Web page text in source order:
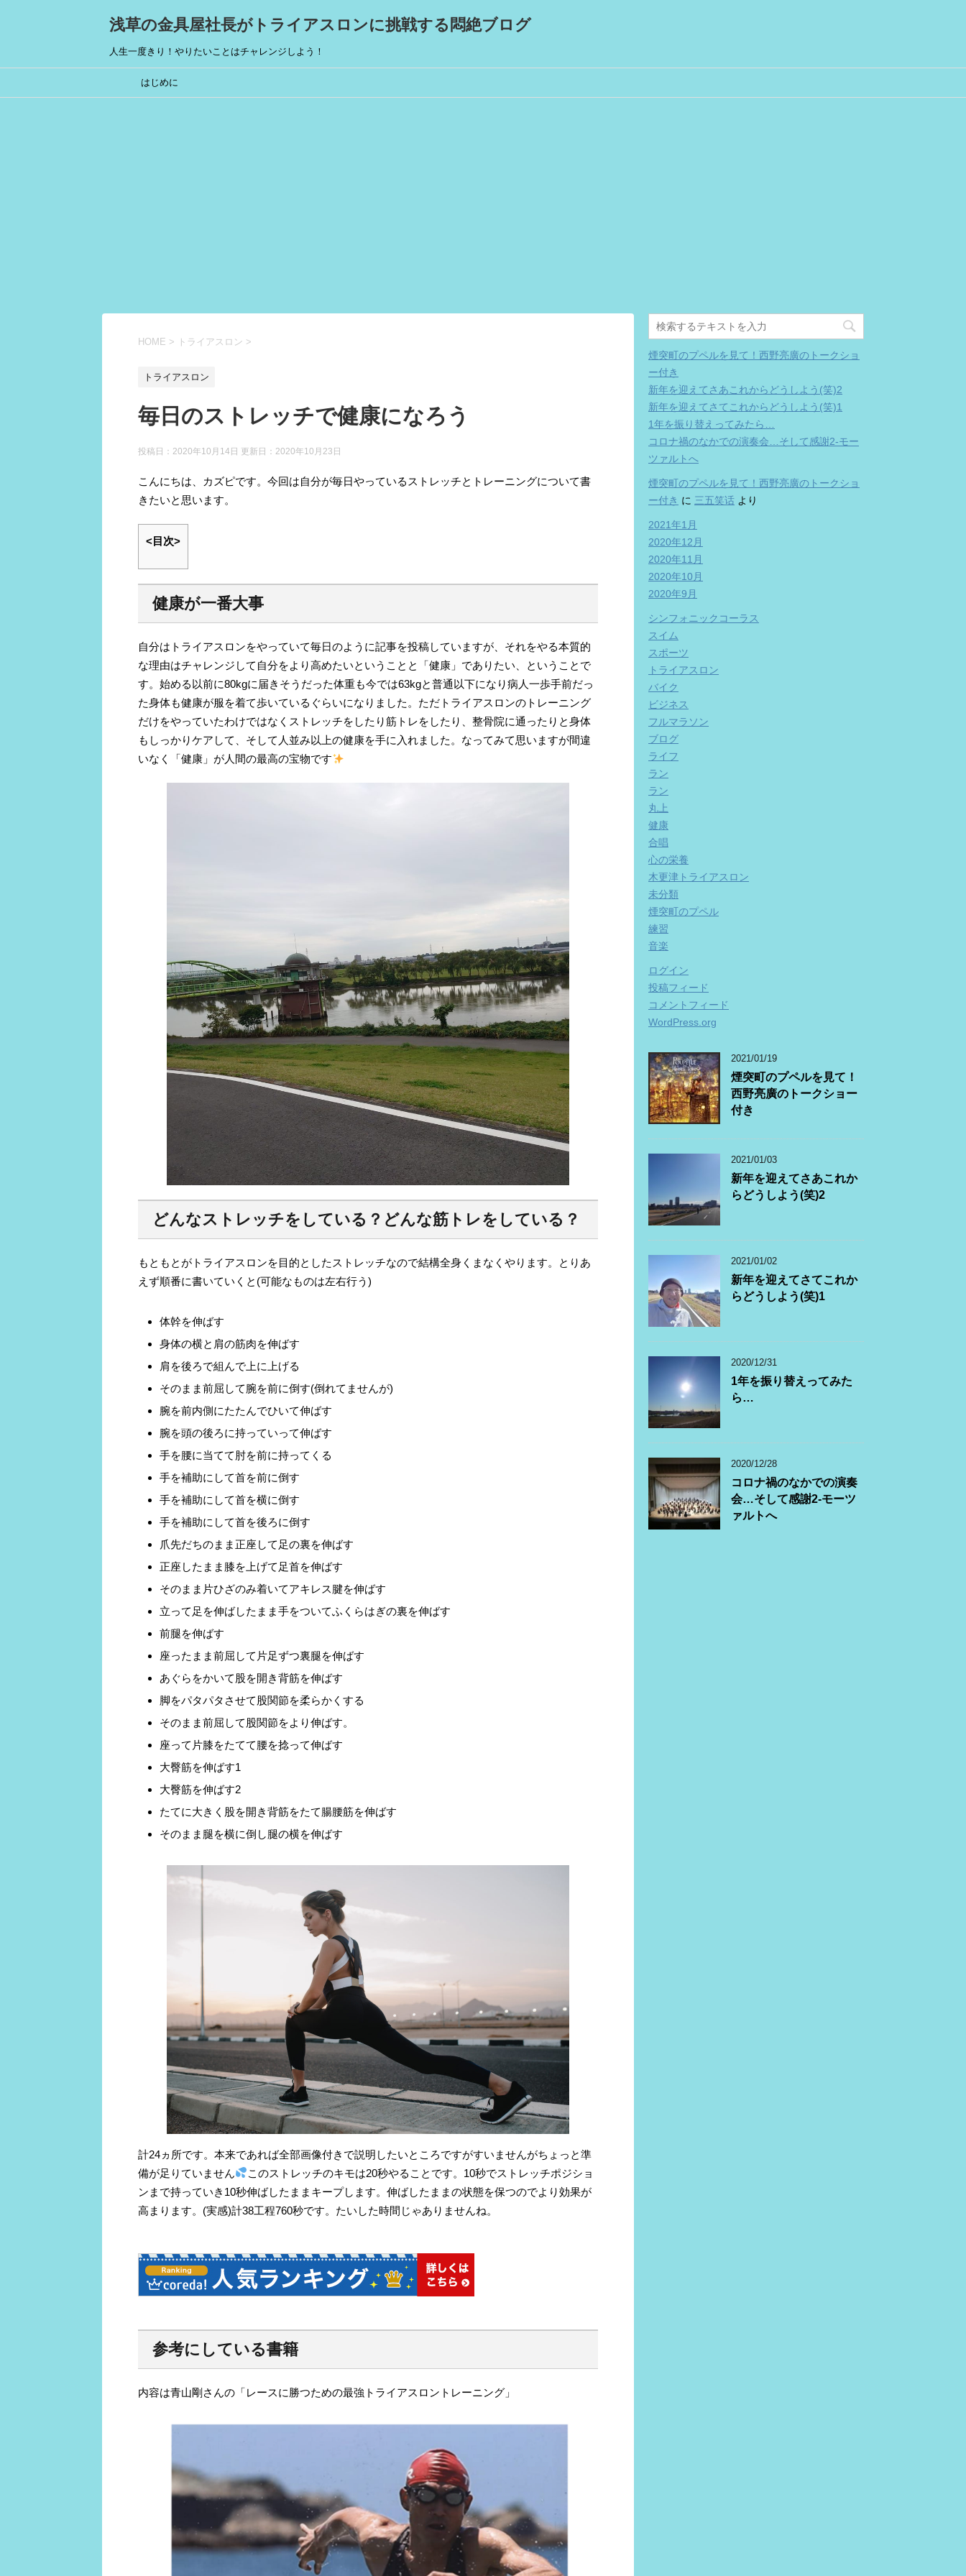
浅草の金具屋社長がトライアスロンに挑戦する悶絶ブログ
人生一度きり！やりたいことはチャレンジしよう！
はじめに
HOME > トライアスロン >
トライアスロン
毎日のストレッチで健康になろう
投稿日：2020年10月14日 更新日： 2020年10月23日
こんにちは、カズピです。今回は自分が毎日やっているストレッチとトレーニングについて書
きたいと思います。
<目次>
健康が一番大事
自分はトライアスロンをやっていて毎日のように記事を投稿していますが、それをやる本質的
な理由はチャレンジして自分をより高めたいということと「健康」でありたい、ということで
す。始める以前に80kgに届きそうだった体重も今では63kgと普通以下になり病人一歩手前だっ
た身体も健康が服を着て歩いているぐらいになりました。ただトライアスロンのトレーニング
だけをやっていたわけではなくストレッチをしたり筋トレをしたり、整骨院に通ったりと身体
もしっかりケアして、そして人並み以上の健康を手に入れました。なってみて思いますが間違
いなく「健康」が人間の最高の宝物です
どんなストレッチをしている？どんな筋トレをしている？
もともとがトライアスロンを目的としたストレッチなので結構全身くまなくやります。とりあ
えず順番に書いていくと(可能なものは左右行う)
体幹を伸ばす
身体の横と肩の筋肉を伸ばす
肩を後ろで組んで上に上げる
そのまま前屈して腕を前に倒す(倒れてませんが)
腕を前内側にたたんでひいて伸ばす
腕を頭の後ろに持っていって伸ばす
手を腰に当てて肘を前に持ってくる
手を補助にして首を前に倒す
手を補助にして首を横に倒す
手を補助にして首を後ろに倒す
爪先だちのまま正座して足の裏を伸ばす
正座したまま膝を上げて足首を伸ばす
そのまま片ひざのみ着いてアキレス腱を伸ばす
立って足を伸ばしたまま手をついてふくらはぎの裏を伸ばす
前腿を伸ばす
座ったまま前屈して片足ずつ裏腿を伸ばす
あぐらをかいて股を開き背筋を伸ばす
脚をパタパタさせて股関節を柔らかくする
そのまま前屈して股関節をより伸ばす。
座って片膝をたてて腰を捻って伸ばす
大臀筋を伸ばす1
大臀筋を伸ばす2
たてに大きく股を開き背筋をたて腸腰筋を伸ばす
そのまま腿を横に倒し腿の横を伸ばす
計24ヵ所です。本来であれば全部画像付きで説明したいところですがすいませんがちょっと準
備が足りていません
このストレッチのキモは20秒やることです。10秒でストレッチポジショ
ンまで持っていき10秒伸ばしたままキープします。伸ばしたままの状態を保つのでより効果が
高まります。(実感)計38工程760秒です。たいした時間じゃありませんね。
参考にしている書籍
内容は青山剛さんの「レースに勝つための最強トライアスロントレーニング」
煙突町のプペルを見て！西野亮廣のトークショ
ー付き
新年を迎えてさあこれからどうしよう(笑)2
新年を迎えてさてこれからどうしよう(笑)1
1年を振り替えってみたら…
コロナ禍のなかでの演奏会…そして感謝2-モー
ツァルトへ
煙突町のプペルを見て！西野亮廣のトークショ
ー付き に 三五笑话 より
2021年1月
2020年12月
2020年11月
2020年10月
2020年9月
シンフォニックコーラス
スイム
スポーツ
トライアスロン
バイク
ビジネス
フルマラソン
ブログ
ライフ
ラン
ラン
丸上
健康
合唱
心の栄養
木更津トライアスロン
未分類
煙突町のプペル
練習
音楽
ログイン
投稿フィード
コメントフィード
WordPress.org
2021/01/19
煙突町のプペルを見て！
西野亮廣のトークショー
付き
2021/01/03
新年を迎えてさあこれか
らどうしよう(笑)2
2021/01/02
新年を迎えてさてこれか
らどうしよう(笑)1
2020/12/31
1年を振り替えってみた
ら…
2020/12/28
コロナ禍のなかでの演奏
会…そして感謝2-モーツ
ァルトへ